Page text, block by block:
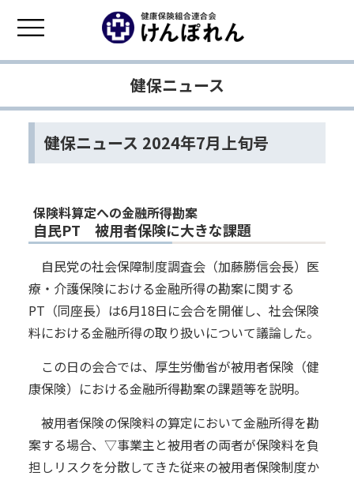
健保ニュース
健保ニュース 2024年7月上旬号
保険料算定への金融所得勘案
自民PT 被用者保険に大きな課題
自民党の社会保障制度調査会（加藤勝信会長）医
療・介護保険における金融所得の勘案に関する
PT（同座長）は6月18日に会合を開催し、社会保険
料における金融所得の取り扱いについて議論した。
この日の会合では、厚生労働省が被用者保険（健
康保険）における金融所得勘案の課題等を説明。
被用者保険の保険料の算定において金融所得を勘
案する場合、▽事業主と被用者の両者が保険料を負
担しリスクを分散してきた従来の被用者保険制度か